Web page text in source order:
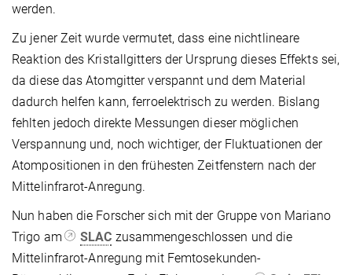
werden.
Zu jener Zeit wurde vermutet, dass eine nichtlineare
Reaktion des Kristallgitters der Ursprung dieses Effekts sei,
da diese das Atomgitter verspannt und dem Material
dadurch helfen kann, ferroelektrisch zu werden. Bislang
fehlten jedoch direkte Messungen dieser möglichen
Verspannung und, noch wichtiger, der Fluktuationen der
Atompositionen in den frühesten Zeitfenstern nach der
Mittelinfrarot-Anregung.
Nun haben die Forscher sich mit der Gruppe von Mariano
Trigo am
SLAC zusammengeschlossen und die
Mittelinfrarot-Anregung mit Femtosekunden-